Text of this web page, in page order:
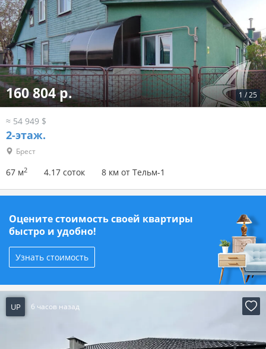
1 /25
160 804 р.
≈ 54 949 $
2-этаж.
Брест
67 м2 4.17 соток 8 км от Тельм-1
Оцените стоимость своей квартиры
быстро и удобно!
Узнать стоимость
UP 6 часов назад